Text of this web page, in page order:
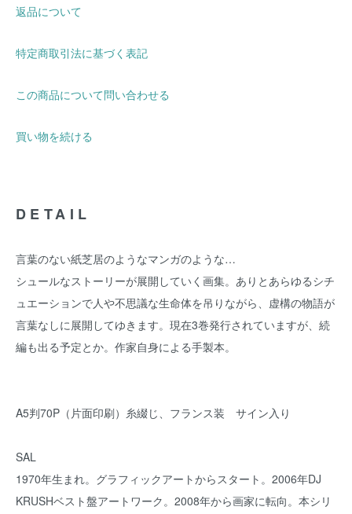
返品について
特定商取引法に基づく表記
この商品について問い合わせる
買い物を続ける
DETAIL
言葉のない紙芝居のようなマンガのような…
シュールなストーリーが展開していく画集。ありとあらゆるシチ
ュエーションで人や不思議な生命体を吊りながら、虚構の物語が
言葉なしに展開してゆきます。現在3巻発行されていますが、続
編も出る予定とか。作家自身による手製本。
A5判70P（片面印刷）糸綴じ、フランス装 サイン入り
SAL
1970年生まれ。グラフィックアートからスタート。2006年DJ
KRUSHベスト盤アートワーク。2008年から画家に転向。本シリ